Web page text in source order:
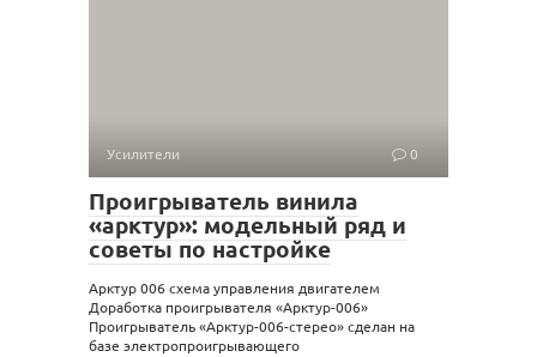
Усилители 0
Проигрыватель винила
«арктур»: модельный ряд и
советы по настройке
Арктур 006 схема управления двигателем
Доработка проигрывателя «Арктур-006»
Проигрыватель «Арктур-006-стерео» сделан на
базе электропроигрывающего